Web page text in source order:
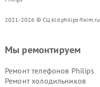
2021-2026 © СЦ kld.philips-fixim.ru
Мы ремонтируем
Ремонт телефонов Philips
Ремонт холодильников